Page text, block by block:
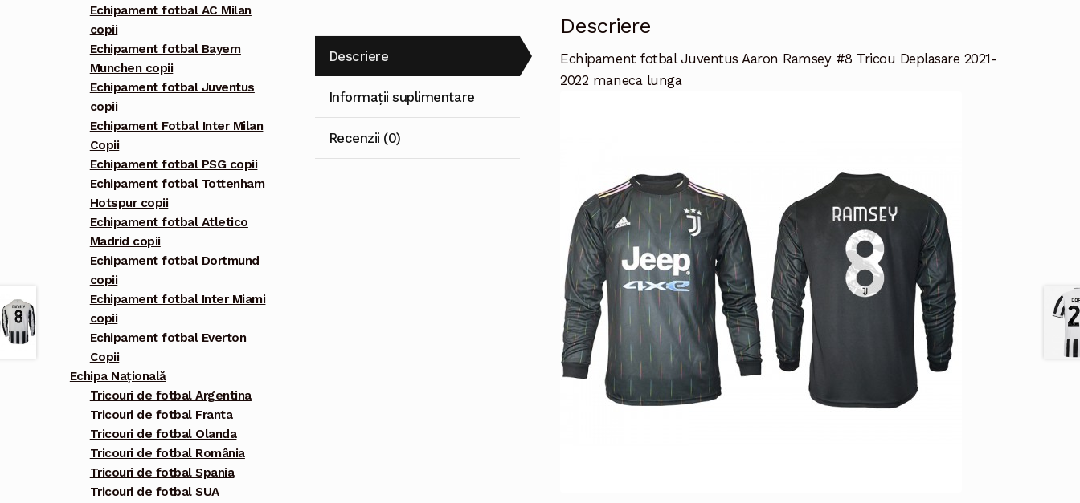
Descriere
Informații suplimentare
Recenzii (0)
Descriere
Echipament fotbal Juventus Aaron Ramsey #8 Tricou Deplasare 2021-
2022 maneca lunga
Echipament fotbal AC Milan
copii
Echipament fotbal Bayern
Munchen copii
Echipament fotbal Juventus
copii
Echipament Fotbal Inter Milan
Copii
Echipament fotbal PSG copii
Echipament fotbal Tottenham
Hotspur copii
Echipament fotbal Atletico
Madrid copii
Echipament fotbal Dortmund
copii
Echipament fotbal Inter Miami
copii
Echipament fotbal Everton
Copii
Echipa Națională
Tricouri de fotbal Argentina
Tricouri de fotbal Franta
Tricouri de fotbal Olanda
Tricouri de fotbal România
Tricouri de fotbal Spania
Tricouri de fotbal SUA